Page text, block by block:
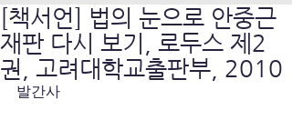
[책서언] 법의 눈으로 안중근
재판 다시 보기, 로두스 제2
권, 고려대학교출판부, 2010
발간사